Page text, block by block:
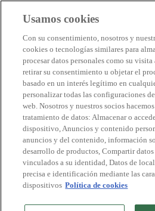
Empresas Biosphere
Cómo valoramos
Quienes somos
ES
English
Português
Français
Català
Deutsch
Türkçe
Construimos modelos
buenas prácticas
Usamos cookies
Con su consentimiento, nosotros y
cookies o tecnologías similares para
procesar datos personales como su
retirar su consentimiento u objetar el
basado en un interés legítimo en
personalizar todas las configuraciones
web. Nosotros y nuestros socios
tratamiento de datos: Almacenar o
dispositivo, Anuncios y contenido
anuncios y del contenido, información
desarrollo de productos, Compartir
vinculados a su identidad, Datos de
precisa e identificación mediante las
dispositivos Política de cookies